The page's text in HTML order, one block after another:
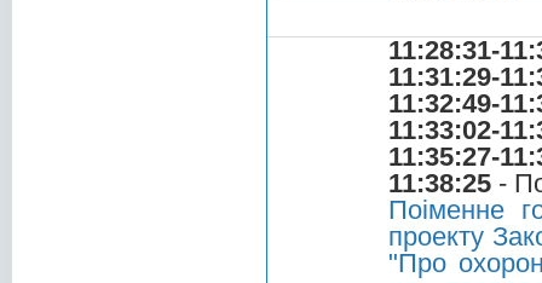
11:28:31-
11:31:29-
11:32:49-
11:33:02-
11:35:27-
11:38:25 -
Поіменне
проекту
"Про